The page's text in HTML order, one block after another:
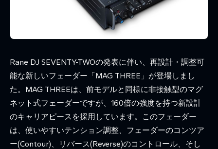
Rane DJ SEVENTY-TWOの発表に伴い、再設計・調整可
能な新しいフェーダー「MAG THREE」が登場しまし
た。MAG THREEは、前モデルと同様に非接触型のマグ
ネット式フェーダーですが、160倍の強度を持つ新設計
のキャリアピースを採用しています。このフェーダー
は、使いやすいテンション調整、フェーダーのコンツア
ー(Contour)、リバース(Reverse)のコントロール、そし